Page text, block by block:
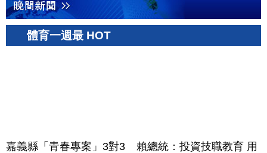
體育一週最 HOT
嘉義縣「青春專案」3對3
賴總統：投資技職教育 用